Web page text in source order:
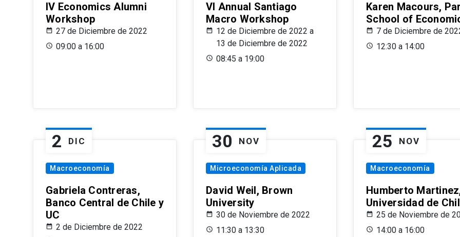
IV Economics Alumni
Workshop
27 de Diciembre de 2022
09:00 a 16:00
VI Annual Santiago
Macro Workshop
12 de Diciembre de 2022 a
13 de Diciembre de 2022
08:45 a 19:00
Karen Macours,
School of
7 de Diciembre de
12:30 a 14:00
2 DIC
Macroeconomía
Gabriela Contreras,
Banco Central de Chile y
UC
2 de Diciembre de 2022
30 NOV
Microeconomía Aplicada
David Weil, Brown
University
30 de Noviembre de 2022
11:30 a 13:30
25 NOV
Macroeconomía
Humberto
Universidad de
25 de Noviembre de
14:00 a 16:00